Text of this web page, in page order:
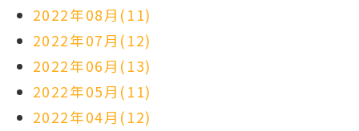
2022年08月(11)
2022年07月(12)
2022年06月(13)
2022年05月(11)
2022年04月(12)